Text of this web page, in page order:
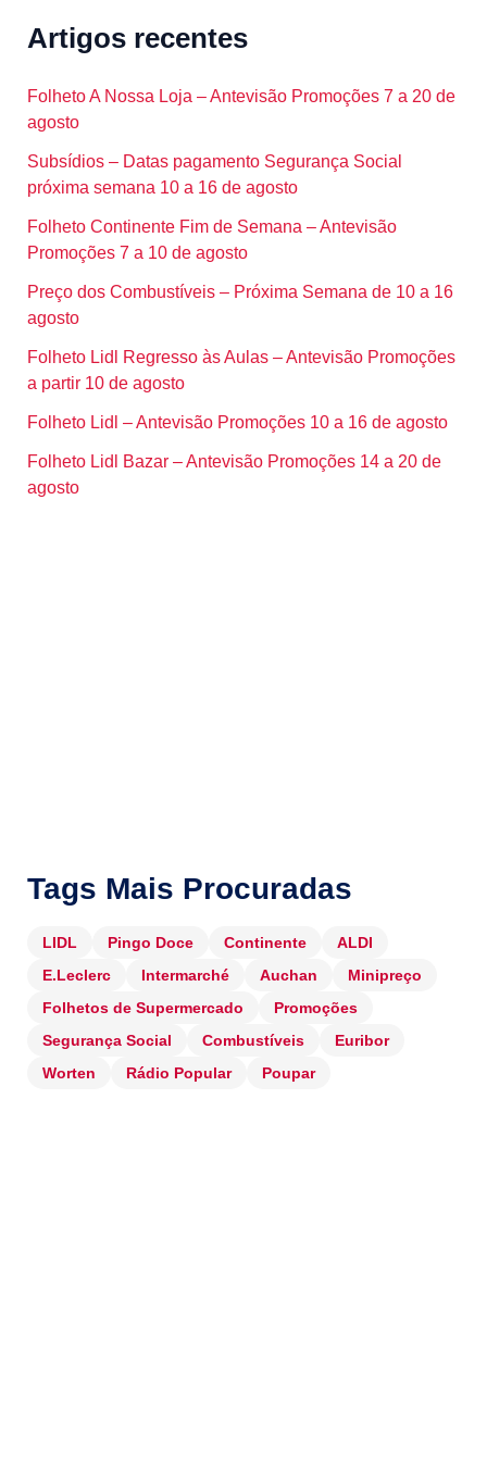
Artigos recentes
Folheto A Nossa Loja – Antevisão Promoções 7 a 20 de
agosto
Subsídios – Datas pagamento Segurança Social
próxima semana 10 a 16 de agosto
Folheto Continente Fim de Semana – Antevisão
Promoções 7 a 10 de agosto
Preço dos Combustíveis – Próxima Semana de 10 a 16
agosto
Folheto Lidl Regresso às Aulas – Antevisão Promoções
a partir 10 de agosto
Folheto Lidl – Antevisão Promoções 10 a 16 de agosto
Folheto Lidl Bazar – Antevisão Promoções 14 a 20 de
agosto
Tags Mais Procuradas
LIDL Pingo Doce Continente
ALDI
E.Leclerc
Intermarché Auchan
Minipreço
Folhetos de Supermercado
Promoções
Segurança Social
Combustíveis
Euribor
Worten
Rádio Popular Poupar